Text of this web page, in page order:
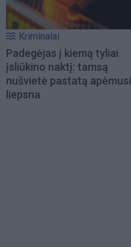
Kriminalai
Padegėjas į kiemą tyliai
įsliūkino naktį: tamsą
nušvietė pastatą apėmusi
liepsna